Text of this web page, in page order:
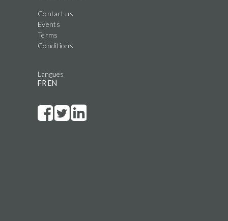
Contact us
Events
Terms
Conditions
Langues
FR EN